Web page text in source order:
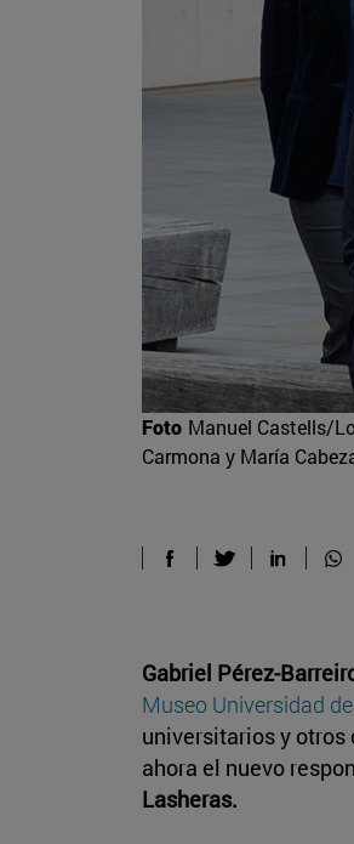
Foto Manuel Castells/
Carmona y María
Gabriel Pérez-
Museo Universidad
universitarios y otros
ahora el nuevo
Lasheras.